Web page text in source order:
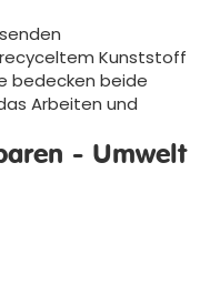
recyceltem Kunststoff
bedecken beide
Arbeiten und
- Umwelt